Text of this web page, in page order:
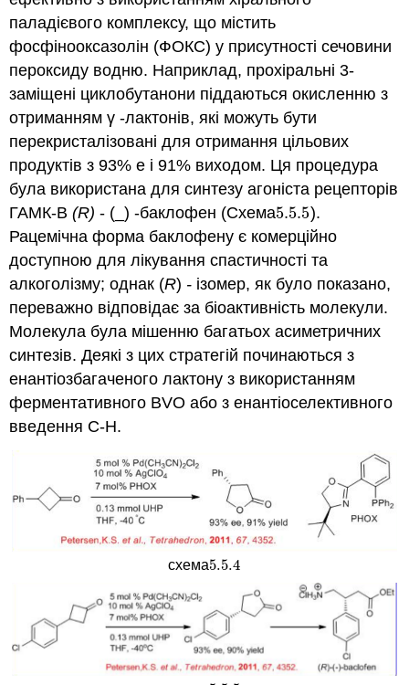
паладієвого комплексу, що містить
фосфінооксазолін (ФОКС) у присутності сечовини
пероксиду водню. Наприклад, прохіральні 3-
заміщені циклобутанони піддаються окисленню з
отриманням γ -лактонів, які можуть бути
перекристалізовані для отримання цільових
продуктів з 93% е і 91% виходом. Ця процедура
була використана для синтезу агоніста рецепторів
ГАМК-В(R) - (_) -баклофен (Схема5.5.5
5.5.5).
Рацемічна форма баклофену є комерційно
доступною для лікування спастичності та
алкоголізму; однак (R) - ізомер, як було показано,
переважно відповідає за біоактивність молекули.
Молекула була мішенню багатьох асиметричних
синтезів. Деякі з цих стратегій починаються з
енантіозбагаченого лактону з використанням
ферментативного BVO або з енантіоселективного
введення С-Н.
схема5.5.4
5.5.4